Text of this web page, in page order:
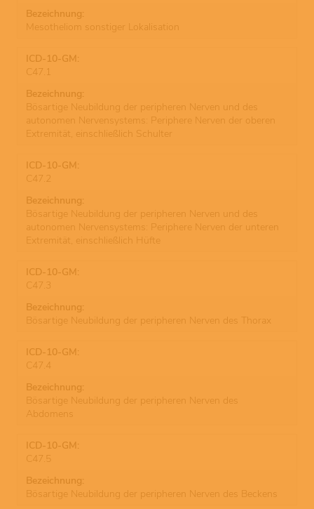
Mesotheliom sonstiger Lokalisation
C47.1
Bösartige Neubildung der peripheren Nerven und des
autonomen Nervensystems: Periphere Nerven der oberen
Extremität, einschließlich Schulter
C47.2
Bösartige Neubildung der peripheren Nerven und des
autonomen Nervensystems: Periphere Nerven der unteren
Extremität, einschließlich Hüfte
C47.3
Bösartige Neubildung der peripheren Nerven des Thorax
C47.4
Bösartige Neubildung der peripheren Nerven des
Abdomens
C47.5
Bösartige Neubildung der peripheren Nerven des Beckens